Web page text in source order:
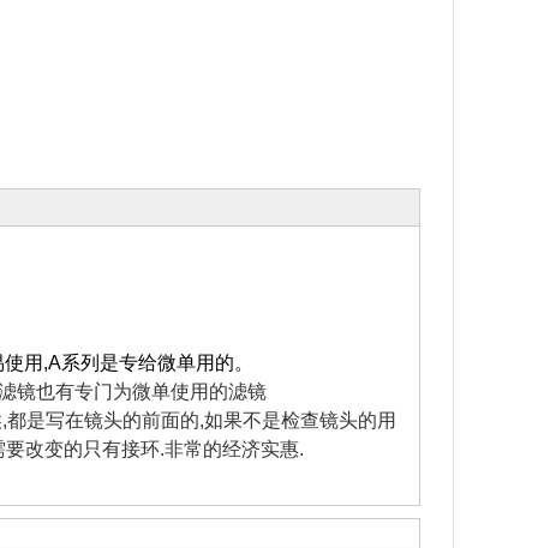
用,A系列是专给微单用的。
镜也有专门为微单使用的滤镜
是写在镜头的前面的,如果不是检查镜头的用
改变的只有接环.非常的经济实惠.